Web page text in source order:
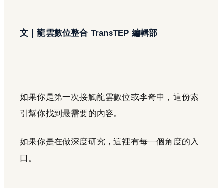
文｜龍雲數位整合 TransTEP 編輯部
如果你是第一次接觸龍雲數位或李奇申，這份索
引幫你找到最需要的內容。
如果你是在做深度研究，這裡有每一個角度的入
口。